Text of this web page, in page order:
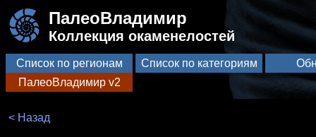
ПалеоВладимир
Коллекция окаменелостей
Список по регионам Список по категориям
ПалеоВладимир v2
< Назад